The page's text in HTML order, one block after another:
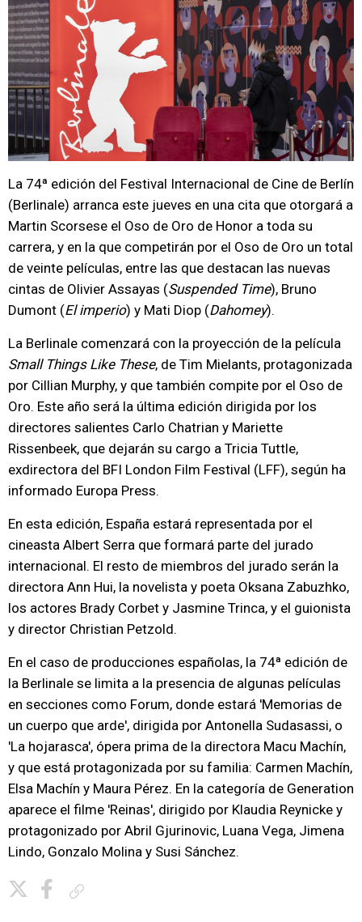
La 74ª edición del Festival Internacional de Cine de Berlín
(Berlinale) arranca este jueves en una cita que otorgará a
Martin Scorsese el Oso de Oro de Honor a toda su
carrera, y en la que competirán por el Oso de Oro un total
de veinte películas, entre las que destacan las nuevas
cintas de Olivier Assayas (Suspended Time), Bruno
Dumont (El imperio) y Mati Diop (Dahomey).
La Berlinale comenzará con la proyección de la película
Small Things Like These, de Tim Mielants, protagonizada
por Cillian Murphy, y que también compite por el Oso de
Oro. Este año será la última edición dirigida por los
directores salientes Carlo Chatrian y Mariette
Rissenbeek, que dejarán su cargo a Tricia Tuttle,
exdirectora del BFI London Film Festival (LFF), según ha
informado Europa Press.
En esta edición, España estará representada por el
cineasta Albert Serra que formará parte del jurado
internacional. El resto de miembros del jurado serán la
directora Ann Hui, la novelista y poeta Oksana Zabuzhko,
los actores Brady Corbet y Jasmine Trinca, y el guionista
y director Christian Petzold.
En el caso de producciones españolas, la 74ª edición de
la Berlinale se limita a la presencia de algunas películas
en secciones como Forum, donde estará 'Memorias de
un cuerpo que arde', dirigida por Antonella Sudasassi, o
'La hojarasca', ópera prima de la directora Macu Machín,
y que está protagonizada por su familia: Carmen Machín,
Elsa Machín y Maura Pérez. En la categoría de Generation
aparece el filme 'Reinas', dirigido por Klaudia Reynicke y
protagonizado por Abril Gjurinovic, Luana Vega, Jimena
Lindo, Gonzalo Molina y Susi Sánchez.